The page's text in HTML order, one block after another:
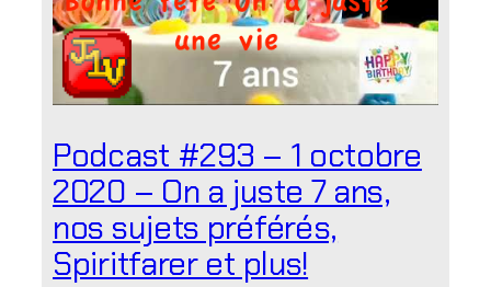
Podcast #293 – 1 octobre
2020 – On a juste 7 ans,
nos sujets préférés,
Spiritfarer et plus!